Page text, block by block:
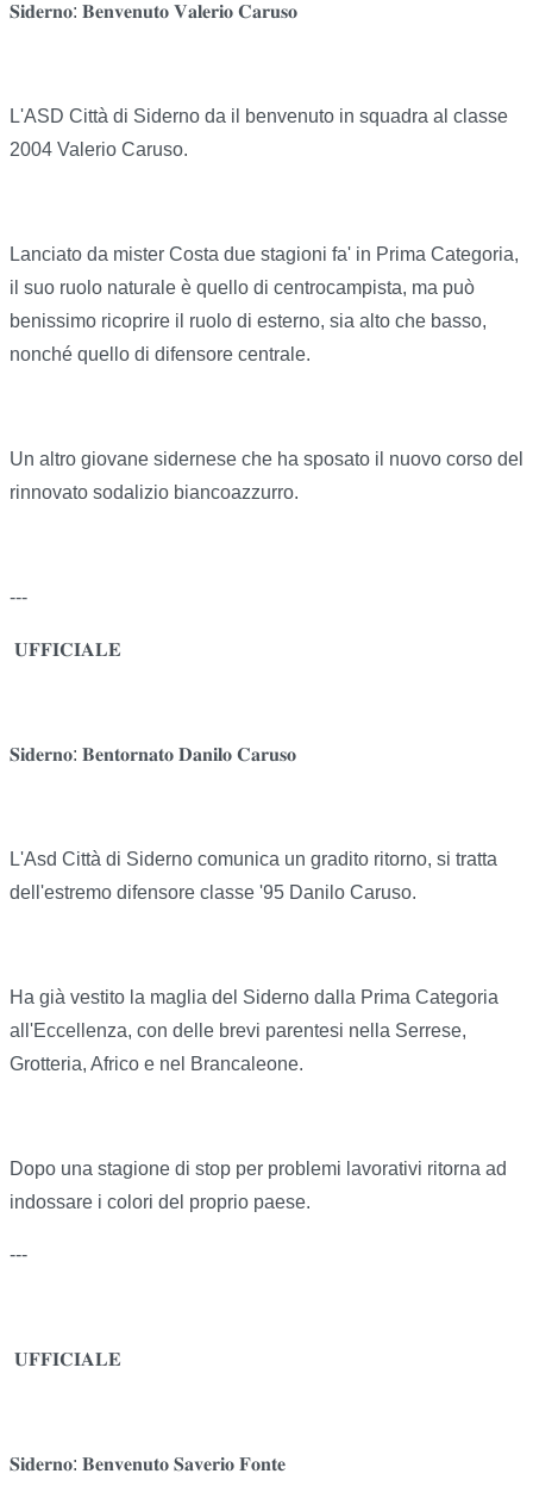
𝐒𝐢𝐝𝐞𝐫𝐧𝐨: 𝐁𝐞𝐧𝐯𝐞𝐧𝐮𝐭𝐨 𝐕𝐚𝐥𝐞𝐫𝐢𝐨 𝐂𝐚𝐫𝐮𝐬𝐨
L'ASD Città di Siderno da il benvenuto in squadra al classe
2004 Valerio Caruso.
Lanciato da mister Costa due stagioni fa' in Prima Categoria,
il suo ruolo naturale è quello di centrocampista, ma può
benissimo ricoprire il ruolo di esterno, sia alto che basso,
nonché quello di difensore centrale.
Un altro giovane sidernese che ha sposato il nuovo corso del
rinnovato sodalizio biancoazzurro.
---
𝐔𝐅𝐅𝐈𝐂𝐈𝐀𝐋𝐄
𝐒𝐢𝐝𝐞𝐫𝐧𝐨: 𝐁𝐞𝐧𝐭𝐨𝐫𝐧𝐚𝐭𝐨 𝐃𝐚𝐧𝐢𝐥𝐨 𝐂𝐚𝐫𝐮𝐬𝐨
L'Asd Città di Siderno comunica un gradito ritorno, si tratta
dell'estremo difensore classe '95 Danilo Caruso.
Ha già vestito la maglia del Siderno dalla Prima Categoria
all'Eccellenza, con delle brevi parentesi nella Serrese,
Grotteria, Africo e nel Brancaleone.
Dopo una stagione di stop per problemi lavorativi ritorna ad
indossare i colori del proprio paese.
---
𝐔𝐅𝐅𝐈𝐂𝐈𝐀𝐋𝐄
𝐒𝐢𝐝𝐞𝐫𝐧𝐨: 𝐁𝐞𝐧𝐯𝐞𝐧𝐮𝐭𝐨 𝐒𝐚𝐯𝐞𝐫𝐢𝐨 𝐅𝐨𝐧𝐭𝐞